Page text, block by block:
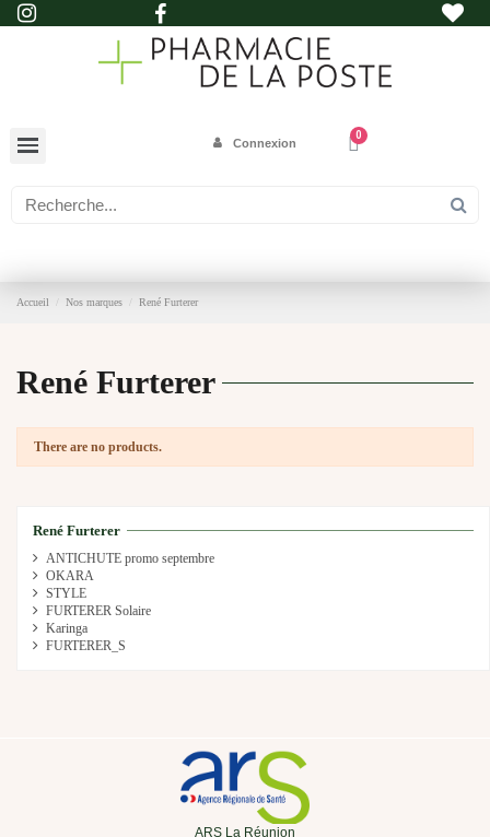
Connexion
Accueil Nos marques René Furterer
René Furterer
There are no products.
René Furterer
ANTICHUTE promo septembre
OKARA
STYLE
FURTERER Solaire
Karinga
FURTERER_S
ARS La Réunion